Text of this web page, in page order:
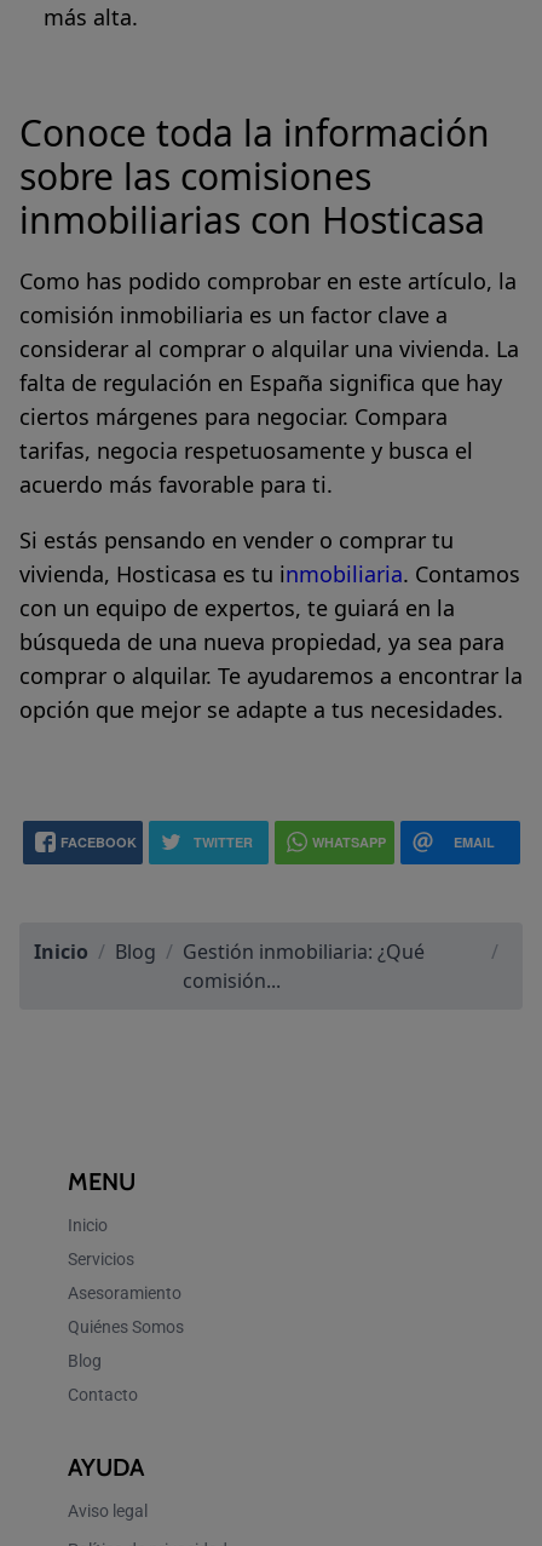
más alta.
Conoce toda la información
sobre las comisiones
inmobiliarias con Hosticasa
Como has podido comprobar en este artículo, la
comisión inmobiliaria es un factor clave a
considerar al comprar o alquilar una vivienda. La
falta de regulación en España significa que hay
ciertos márgenes para negociar. Compara
tarifas, negocia respetuosamente y busca el
acuerdo más favorable para ti.
Si estás pensando en vender o comprar tu
vivienda, Hosticasa es tu inmobiliaria. Contamos
con un equipo de expertos, te guiará en la
búsqueda de una nueva propiedad, ya sea para
comprar o alquilar. Te ayudaremos a encontrar la
opción que mejor se adapte a tus necesidades.
FACEBOOK TWITTER WHATSAPP EMAIL
Inicio / Blog / Gestión inmobiliaria: ¿Qué
comisión...
/
MENU
Inicio
Servicios
Asesoramiento
Quiénes Somos
Blog
Contacto
AYUDA
Aviso legal